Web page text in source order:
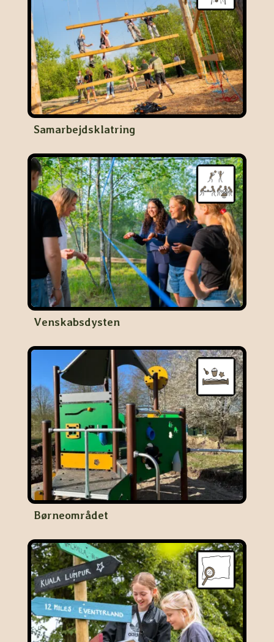
Samarbejdsklatring
Venskabsdysten
Børneområdet